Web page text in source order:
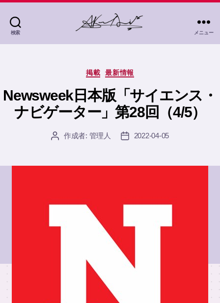
検索
Akane
メニュー
カ
テ
ゴ
リ
ー
掲載 最新情報
Newsweek日本版「サイエンス・
ナビゲーター」第28回（4/5）
投 作成者: 管理人
投
2022-04-05